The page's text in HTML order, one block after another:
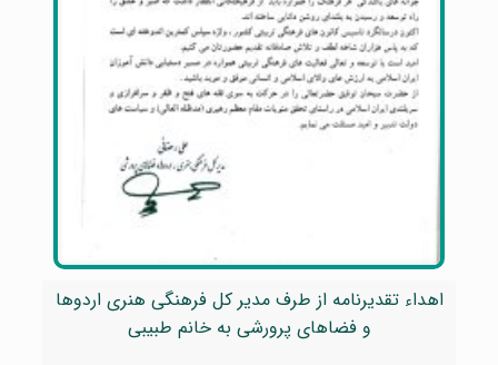
اهداء تقدیرنامه از طرف مدیر کل فرهنگی هنری اردوها
و فضاهای پرورشی به خانم طبیبی